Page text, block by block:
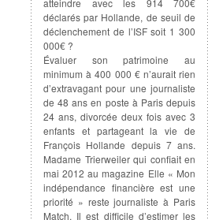
atteindre avec les 914 700€
déclarés par Hollande, de seuil de
déclenchement de l’ISF soit 1 300
000€ ?
Évaluer son patrimoine au
minimum à 400 000 € n’aurait rien
d’extravagant pour une journaliste
de 48 ans en poste à Paris depuis
24 ans, divorcée deux fois avec 3
enfants et partageant la vie de
François Hollande depuis 7 ans.
Madame Trierweiler qui confiait en
mai 2012 au magazine Elle « Mon
indépendance financière est une
priorité » reste journaliste à Paris
Match. Il est difficile d’estimer les